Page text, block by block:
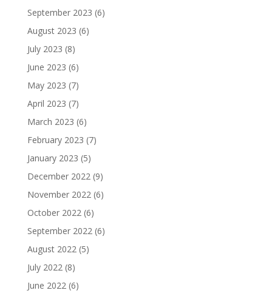
September 2023 (6)
August 2023 (6)
July 2023 (8)
June 2023 (6)
May 2023 (7)
April 2023 (7)
March 2023 (6)
February 2023 (7)
January 2023 (5)
December 2022(9)
November 2022(6)
October 2022(6)
September 2022(6)
August 2022(5)
July 2022(8)
June 2022(6)